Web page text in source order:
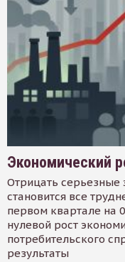
Экономический
Отрицать
становится все
первом квартале на
нулевой рост
потребительского
результаты